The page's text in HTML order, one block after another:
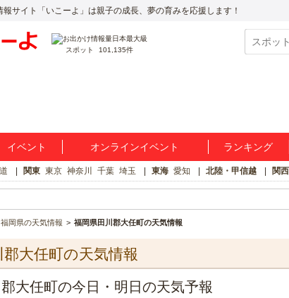
サイト「いこーよ」は親子の成長、夢の育みを応援します！
スポット 101,135件
イベント オンラインイベント ランキング
関東 東京 神奈川 千葉 埼玉 東海 愛知 北陸・甲信越 関西
福岡県の天気情報 福岡県田川郡大任町の天気情報
大任町の天気情報
大任町の今日・明日の天気予報